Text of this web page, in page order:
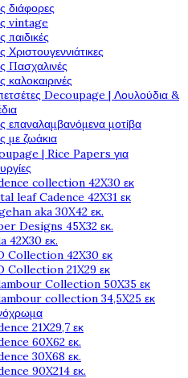
διάφορες
vintage
παιδικές
Χριστουγεννιάτικες
Πασχαλινές
καλοκαιρινές
Decoupage | Λουλούδια &
επαναλαμβανόμενα μοτίβα
με ζωάκια
| Rice Papers για
collection 42X30 εκ
leaf Cadence 42X31 εκ
aka 30X42 εκ.
Designs 45X32 εκ.
42Χ30 εκ.
Collection 42X30 εκ
Collection 21X29 εκ
Collection 50X35 εκ
collection 34,5X25 εκ
21Χ29,7 εκ
60X62 εκ.
30X68 εκ.
90X214 εκ.